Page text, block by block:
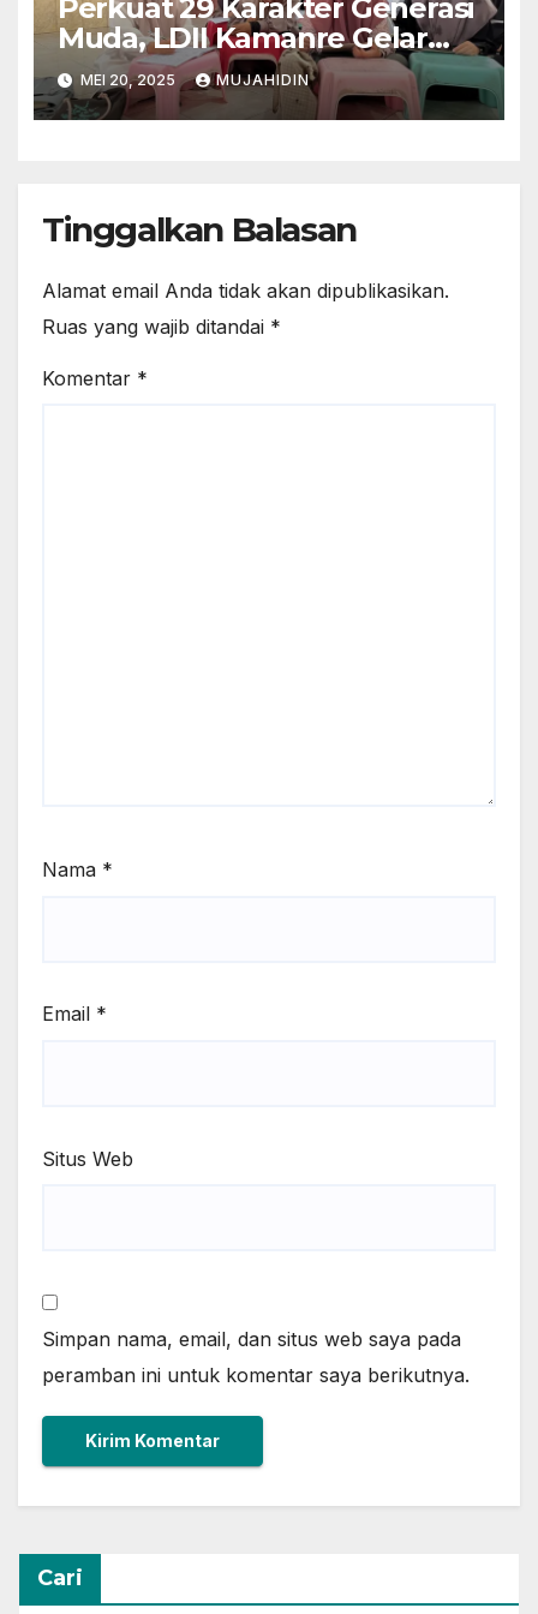
Perkuat 29 Karakter Generasi
Muda, LDII Kamanre Gelar
Pengajian Rutin
MEI 20, 2025 MUJAHIDIN
Tinggalkan Balasan
Alamat email Anda tidak akan dipublikasikan.
Ruas yang wajib ditandai *
Komentar *
Nama *
Email *
Situs Web
Simpan nama, email, dan situs web saya pada
peramban ini untuk komentar saya berikutnya.
Cari